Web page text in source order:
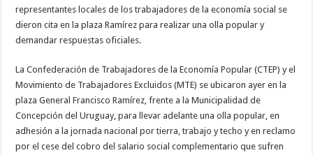
representantes locales de los trabajadores de la economía social se
dieron cita en la plaza Ramírez para realizar una olla popular y
demandar respuestas oficiales.
La Confederación de Trabajadores de la Economía Popular (CTEP) y el
Movimiento de Trabajadores Excluidos (MTE) se ubicaron ayer en la
plaza General Francisco Ramírez, frente a la Municipalidad de
Concepción del Uruguay, para llevar adelante una olla popular, en
adhesión a la jornada nacional por tierra, trabajo y techo y en reclamo
por el cese del cobro del salario social complementario que sufren